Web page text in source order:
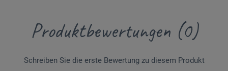
Produktbewertungen (0)
Schreiben Sie die erste Bewertung zu diesem Produkt